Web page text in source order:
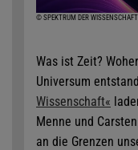
© SPEKTRUM DER
Was ist Zeit?
Universum
Wissenschaft«
Menne und
an die Grenzen